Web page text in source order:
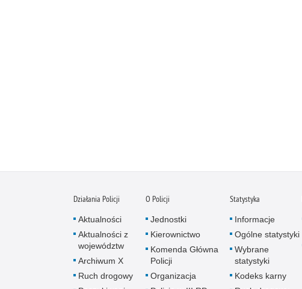
Działania Policji
Aktualności
Aktualności z
województw
Archiwum X
Ruch drogowy
O Policji
Jednostki
Kierownictwo
Komenda Główna
Policji
Organizacja
Statystyka
Informacje
Ogólne statystyki
Wybrane
statystyki
Kodeks karny